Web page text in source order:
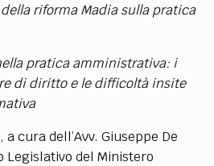
della riforma Madia sulla pratica
pratica amministrativa: i
di diritto e le difficoltà insite
cura dell’Avv. Giuseppe De
Legislativo del Ministero